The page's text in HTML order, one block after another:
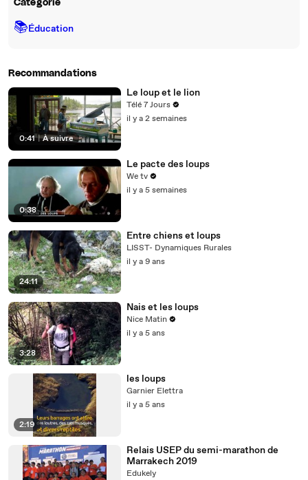
Catégorie
📚Éducation
Recommandations
0:41 | À suivre
Le loup et le lion
Télé 7 Jours
il y a 2 semaines
0:38
Le pacte des loups
We tv
il y a 5 semaines
24:11
Entre chiens et loups
LISST- Dynamiques Rurales
il y a 9 ans
3:28
Nais et les loups
Nice Matin
il y a 5 ans
2:19
les loups
Garnier Elettra
il y a 5 ans
Relais USEP du semi-marathon de
Marrakech 2019
Edukely